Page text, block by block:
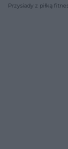
Przysiady z piłką